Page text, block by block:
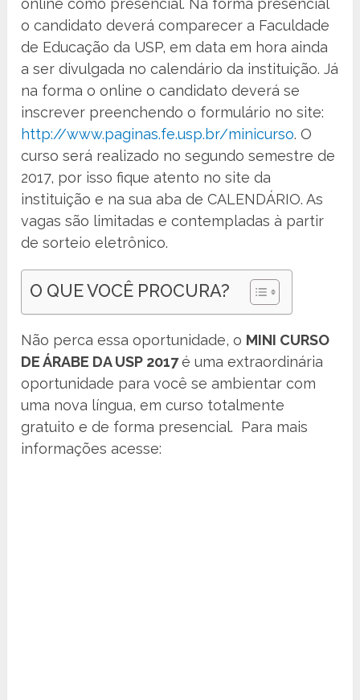
online como presencial. Na forma presencial
o candidato deverá comparecer a Faculdade
de Educação da USP, em data em hora ainda
a ser divulgada no calendário da instituição. Já
na forma o online o candidato deverá se
inscrever preenchendo o formulário no site:
http://www.paginas.fe.usp.br/minicurso. O
curso será realizado no segundo semestre de
2017, por isso fique atento no site da
instituição e na sua aba de CALENDÁRIO. As
vagas são limitadas e contempladas à partir
de sorteio eletrônico.
O QUE VOCÊ PROCURA?
Não perca essa oportunidade, o MINI CURSO
DE ÁRABE DA USP 2017é uma extraordinária
oportunidade para você se ambientar com
uma nova língua, em curso totalmente
gratuito e de forma presencial. Para mais
informações acesse: